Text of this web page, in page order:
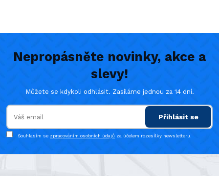
Nepropásněte novinky, akce a
slevy!
Můžete se kdykoli odhlásit. Zasíláme jednou za 14 dní.
Přihlásit se
Souhlasím se zpracováním osobních údajů za účelem rozesílky newsletteru.